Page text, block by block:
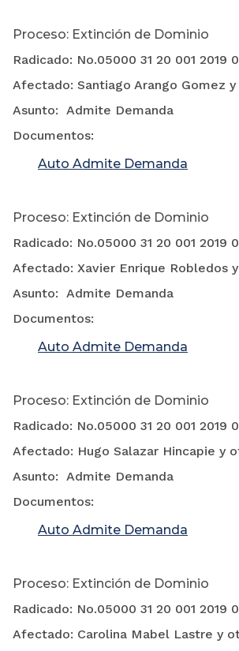
Proceso: Extinción de Dominio
Radicado: No.05000 31 20 001 2019
Afectado: Santiago Arango Gomez
Asunto: Admite
Documentos:
Auto Admite Demanda
Proceso: Extinción de Dominio
Radicado: No.05000 31 20 001 2019
Afectado: Xavier Enrique Robledos
Asunto: Admite
Documentos:
Auto Admite Demanda
Proceso: Extinción de Dominio
Radicado: No.05000 31 20 001 2019
Afectado: Hugo Salazar Hincapie y
Asunto: Admite
Documentos:
Auto Admite Demanda
Proceso: Extinción de Dominio
Radicado: No.05000 31 20 001 2019
Afectado: Carolina Mabel Lastre y